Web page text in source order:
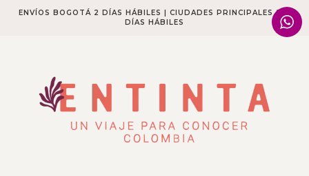
ENVÍOS BOGOTÁ 2 DÍAS HÁBILES | CIUDADES PRINCIPALES 2-4
DÍAS HÁBILES​